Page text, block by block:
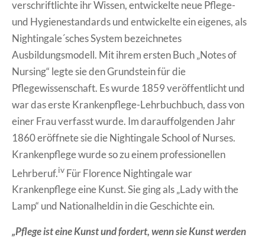
verschriftlichte ihr Wissen, entwickelte neue Pflege-
und Hygienestandards und entwickelte ein eigenes, als
Nightingale´sches System bezeichnetes
Ausbildungsmodell. Mit ihrem ersten Buch „Notes of
Nursing“ legte sie den Grundstein für die
Pflegewissenschaft. Es wurde 1859 veröffentlicht und
war das erste Krankenpflege-Lehrbuchbuch, dass von
einer Frau verfasst wurde. Im darauffolgenden Jahr
1860 eröffnete sie die Nightingale School of Nurses.
Krankenpflege wurde so zu einem professionellen
Lehrberuf.iv Für Florence Nightingale war
Krankenpflege eine Kunst. Sie ging als „Lady with the
Lamp“ und Nationalheldin in die Geschichte ein.
„Pflege ist eine Kunst und fordert, wenn sie Kunst werden